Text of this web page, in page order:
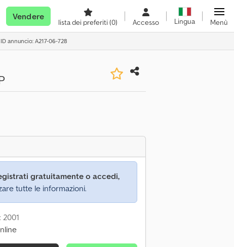
Vendere
lista dei preferiti (0) Accesso Lingua Menù
ID annuncio: A217-06-728
gratuitamente o accedi,
tutte le informazioni.